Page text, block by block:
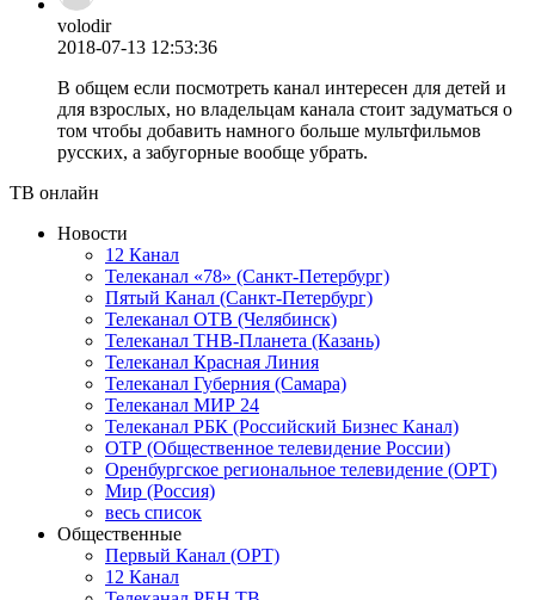
volodir
2018-07-13 12:53:36
В общем если посмотреть канал интересен для детей и
для взрослых, но владельцам канала стоит задуматься о
том чтобы добавить намного больше мультфильмов
русских, а забугорные вообще убрать.
ТВ онлайн
Новости
12 Канал
Телеканал «78» (Санкт-Петербург)
Пятый Канал (Санкт-Петербург)
Телеканал ОТВ (Челябинск)
Телеканал ТНВ-Планета (Казань)
Телеканал Красная Линия
Телеканал Губерния (Самара)
Телеканал МИР 24
Телеканал РБК (Российский Бизнес Канал)
ОТР (Общественное телевидение России)
Оренбургское региональное телевидение (ОРТ)
Мир (Россия)
весь список
Общественные
Первый Канал (ОРТ)
12 Канал